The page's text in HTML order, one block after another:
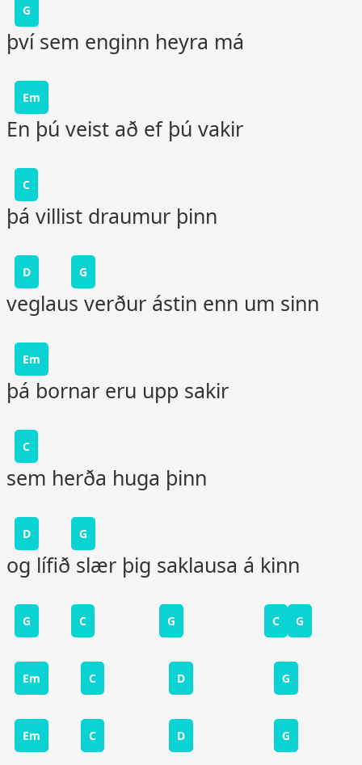
G
því sem enginn heyra má
Em
En þú veist að ef þú vakir
C
þá villist draumur þinn
D G
veglaus verður ástin enn um sinn
Em
þá bornar eru upp sakir
C
sem herða huga þinn
D G
og lífið slær þig saklausa á kinn
G C G C G
Em C D G
Em C D G